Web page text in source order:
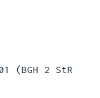
(BGH 2 StR